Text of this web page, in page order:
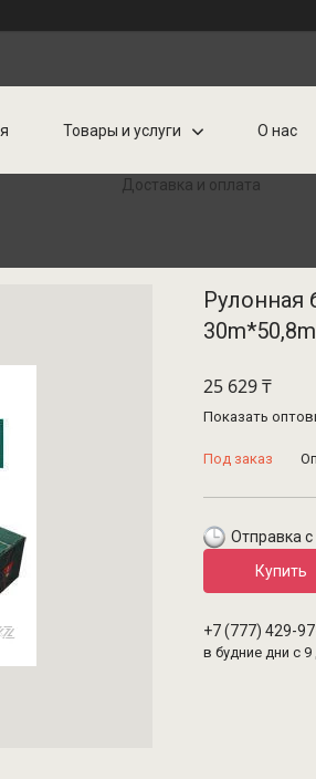
Товары и услуги О нас
Доставка и оплата
Рулонная
25 629 ₸
Показать
Под заказ
Отправка с
Купить
+7 (777) 429-
в будние дни с